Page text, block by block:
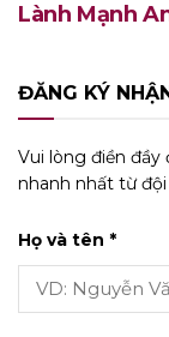
Lành Mạnh
ĐĂNG KÝ
Vui lòng điền
nhanh nhất từ
Họ và tên *